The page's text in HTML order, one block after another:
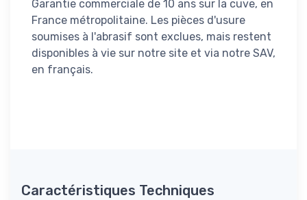
Garantie commerciale de 10 ans sur la cuve, en
France métropolitaine. Les pièces d'usure
soumises à l'abrasif sont exclues, mais restent
disponibles à vie sur notre site et via notre SAV,
en français.
Caractéristiques Techniques